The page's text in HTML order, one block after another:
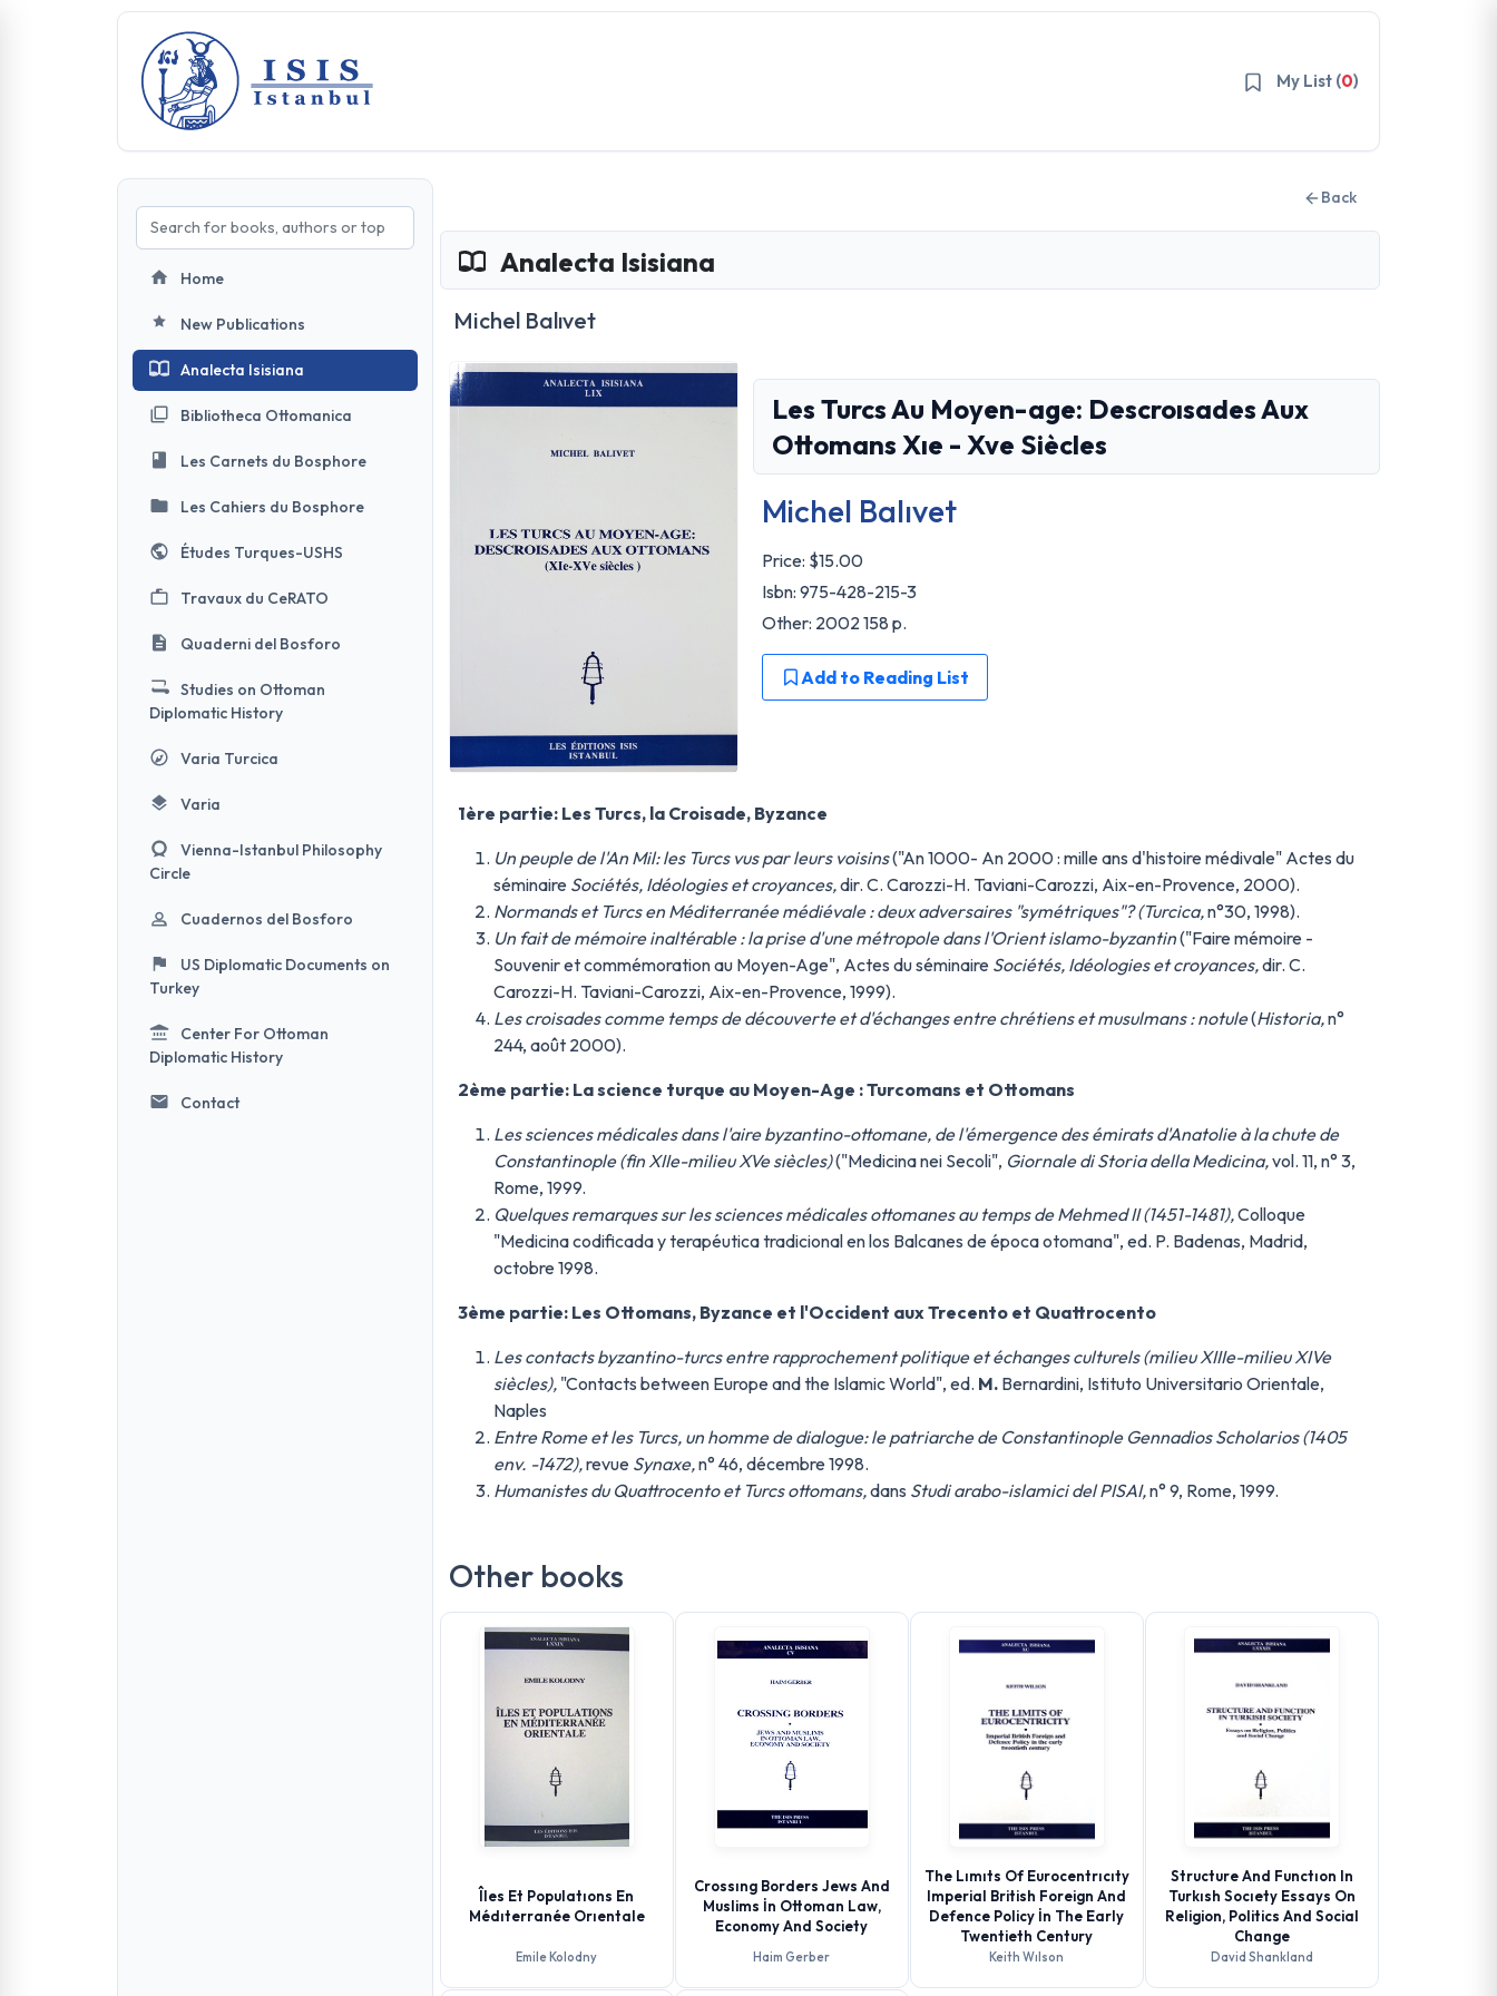
My List (0)
Home
New Publications
Analecta Isisiana
Bibliotheca Ottomanica
Les Carnets du Bosphore
Les Cahiers du Bosphore
Études Turques-USHS
Travaux du CeRATO
Quaderni del Bosforo
Studies on Ottoman
Diplomatic History
Varia Turcica
Varia
Vienna-Istanbul Philosophy
Circle
Cuadernos del Bosforo
US Diplomatic Documents on
Turkey
Center For Ottoman
Diplomatic History
Contact
Back
Analecta Isisiana
Michel Balıvet
Les Turcs Au Moyen-age: Descroısades Aux
Ottomans Xıe - Xve Siècles
Michel Balıvet
Price: $15.00
Isbn: 975-428-215-3
Other: 2002 158 p.
Add to Reading List
1ère partie: Les Turcs, la Croisade, Byzance
Un peuple de l'An Mil: les Turcs vus par leurs voisins("An 1000- An 2000 : mille ans d'histoire médivale" Actes du
séminaire Sociétés, Idéologies et croyances,dir. C. Carozzi-H. Taviani-Carozzi, Aix-en-Provence, 2000).
Normands et Turcs en Méditerranée médiévale : deux adversaires "symétriques"? (Turcica,n°30, 1998).
Un fait de mémoire inaltérable : la prise d'une métropole dans l'Orient islamo-byzantin("Faire mémoire -
Souvenir et commémoration au Moyen-Age", Actes du séminaire Sociétés, Idéologies et croyances,dir. C.
Carozzi-H. Taviani-Carozzi, Aix-en-Provence, 1999).
Les croisades comme temps de découverte et d'échanges entre chrétiens et musulmans : notule(Historia,n°
244, août 2000).
2ème partie: La science turque au Moyen-Age : Turcomans et Ottomans
Les sciences médicales dans l'aire byzantino-ottomane, de l'émergence des émirats d'Anatolie à la chute de
Constantinople (fin XIIe-milieu XVe siècles)("Medicina nei Secoli", Giornale di Storia della Medicina,vol. 11, n° 3,
Rome, 1999.
Quelques remarques sur les sciences médicales ottomanes au temps de Mehmed II (1451-1481),Colloque
"Medicina codificada y terapéutica tradicional en los Balcanes de época otomana", ed. P. Badenas, Madrid,
octobre 1998.
3ème partie: Les Ottomans, Byzance et l'Occident aux Trecento et Quattrocento
Les contacts byzantino-turcs entre rapprochement politique et échanges culturels (milieu XIIIe-milieu XIVe
siècles),"Contacts between Europe and the Islamic World", ed. M.Bernardini, Istituto Universitario Orientale,
Naples
Entre Rome et les Turcs, un homme de dialogue: le patriarche de Constantinople Gennadios Scholarios (1405
env. -1472),revue Synaxe,n° 46, décembre 1998.
Humanistes du Quattrocento et Turcs ottomans,dans Studi arabo-islamici del PISAI,n° 9, Rome, 1999.
Other books
Îles Et Populatıons En
Médıterranée Orıentale
Emile Kolodny
Crossıng Borders Jews And
Muslims İn Ottoman Law,
Economy And Society
Haim Gerber
The Lımıts Of Eurocentrıcıty
Imperial British Foreign And
Defence Policy İn The Early
Twentieth Century
Keith Wılson
Structure And Functıon In
Turkısh Socıety Essays On
Religion, Politics And Social
Change
David Shankland